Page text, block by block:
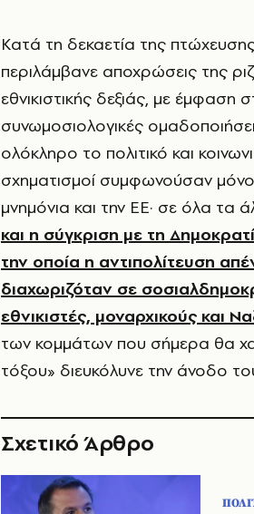
Κατά τη δεκαετία της
περιλάμβανε αποχρώσεις της
εθνικιστικής δεξιάς, με έμφαση
συνωμοσιολογικές
ολόκληρο το πολιτικό και
σχηματισμοί συμφωνούσαν
μνημόνια και την ΕΕ· σε όλα τα
και η σύγκριση με τη
την οποία η αντιπολίτευση
διαχωριζόταν σε
εθνικιστές, μοναρχικούς και
των κομμάτων που σήμερα θα
τόξου» διευκόλυνε την άνοδο
Σχετικό Άρθρο